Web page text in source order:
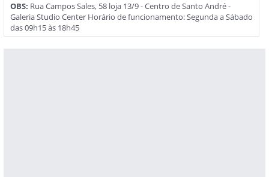
OBS: Rua Campos Sales, 58 loja 13/9 - Centro de Santo André -
Galeria Studio Center Horário de funcionamento: Segunda a Sábado
das 09h15 às 18h45